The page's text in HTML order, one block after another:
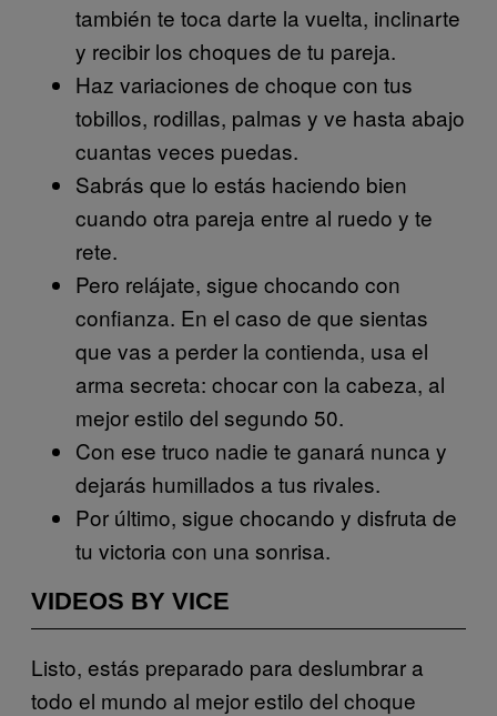
también te toca darte la vuelta, inclinarte
y recibir los choques de tu pareja.
Haz variaciones de choque con tus
tobillos, rodillas, palmas y ve hasta abajo
cuantas veces puedas.
Sabrás que lo estás haciendo bien
cuando otra pareja entre al ruedo y te
rete.
Pero relájate, sigue chocando con
confianza. En el caso de que sientas
que vas a perder la contienda, usa el
arma secreta: chocar con la cabeza, al
mejor estilo del segundo 50.
Con ese truco nadie te ganará nunca y
dejarás humillados a tus rivales.
Por último, sigue chocando y disfruta de
tu victoria con una sonrisa.
VIDEOS BY VICE
Listo, estás preparado para deslumbrar a
todo el mundo al mejor estilo del choque